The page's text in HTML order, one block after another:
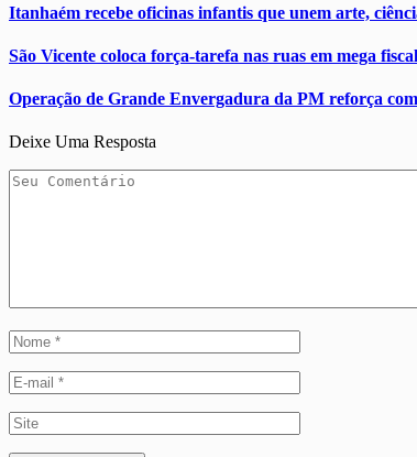
Itanhaém recebe oficinas infantis que unem arte,
São Vicente coloca força-tarefa nas ruas em mega
Operação de Grande Envergadura da PM reforça
Deixe Uma Resposta